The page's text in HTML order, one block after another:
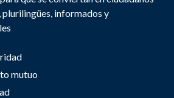
plurilingües, informados y
mutuo